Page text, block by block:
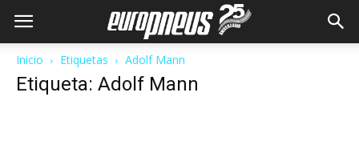
Inicio Etiquetas Adolf Mann
Etiqueta: Adolf Mann